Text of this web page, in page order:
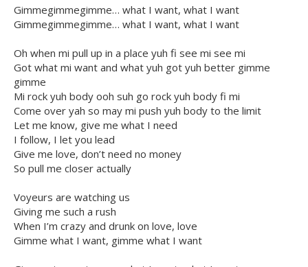
Gimmegimmegimme… what I want, what I want
Gimmegimmegimme… what I want, what I want
Oh when mi pull up in a place yuh fi see mi see mi
Got what mi want and what yuh got yuh better gimme
gimme
Mi rock yuh body ooh suh go rock yuh body fi mi
Come over yah so may mi push yuh body to the limit
Let me know, give me what I need
I follow, I let you lead
Give me love, don’t need no money
So pull me closer actually
Voyeurs are watching us
Giving me such a rush
When I’m crazy and drunk on love, love
Gimme what I want, gimme what I want